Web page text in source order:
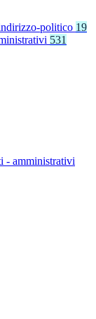
politico 19
531
- amministrativi